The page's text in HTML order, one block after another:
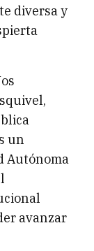
diversa y
un
Autónoma
avanzar